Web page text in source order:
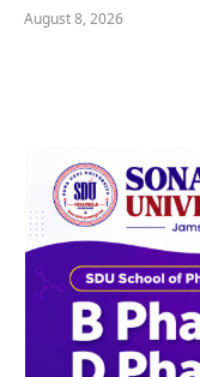
August 8, 2026